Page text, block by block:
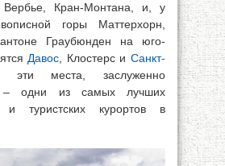
Вербье, Кран-Монтана, и, у
горы Маттерхорн,
Граубюнден на юго-
Давос , Клостерс иСанкт-
эти места, заслуженно
– одни из самых лучших
и туристских курортов в